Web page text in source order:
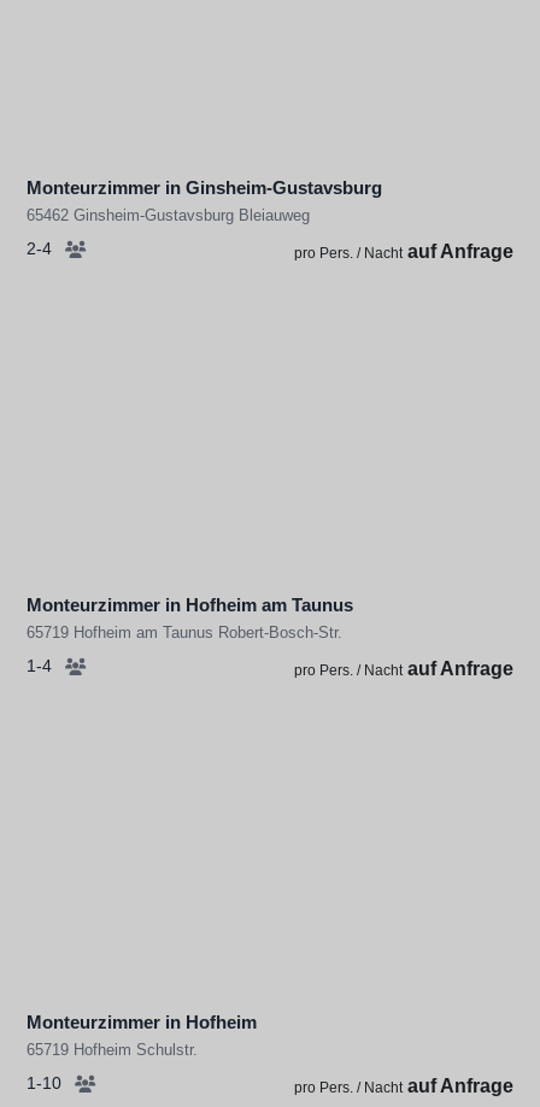
Monteurzimmer in Ginsheim-Gustavsburg
65462 Ginsheim-Gustavsburg Bleiauweg
2-4 pro Pers. / Nacht auf Anfrage
Monteurzimmer in Hofheim am Taunus
65719 Hofheim am Taunus Robert-Bosch-Str.
1-4 pro Pers. / Nacht auf Anfrage
Monteurzimmer in Hofheim
65719 Hofheim Schulstr.
1-10 pro Pers. / Nacht auf Anfrage